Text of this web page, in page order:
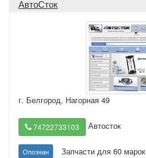
АвтоСток
г. Белгород, Нагорная 49
74722733103 Автосток
Опознан Запчасти для 60 марок